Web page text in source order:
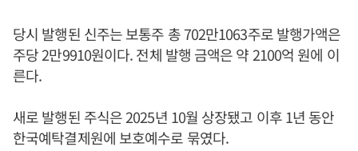
당시 발행된 신주는 보통주 총 702만1063주로 발행가액은
주당 2만9910원이다. 전체 발행 금액은 약 2100억 원에 이
른다.
새로 발행된 주식은 2025년 10월 상장됐고 이후 1년 동안
한국예탁결제원에 보호예수로 묶였다.